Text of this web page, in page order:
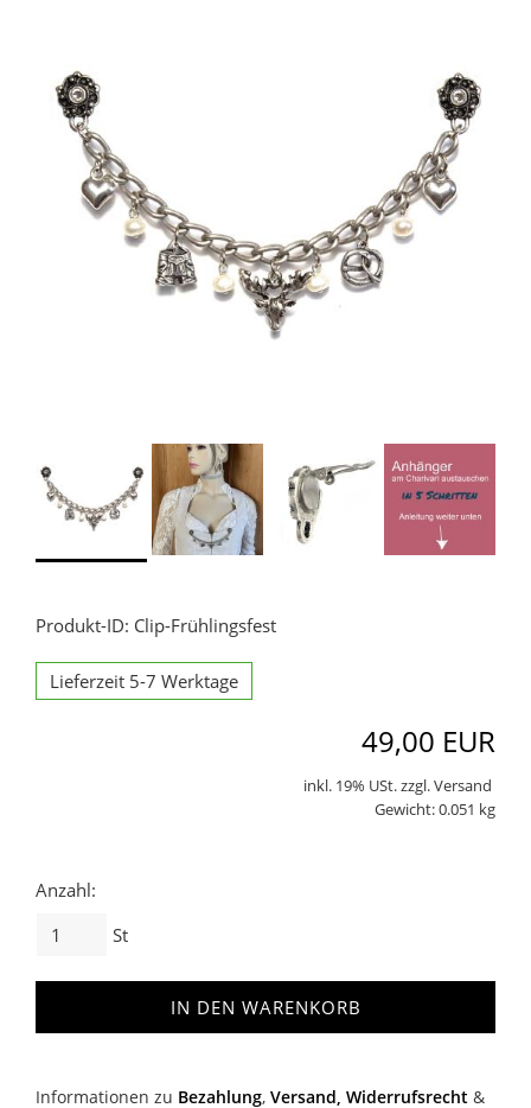
Produkt-ID: Clip-Frühlingsfest
Lieferzeit 5-7 Werktage
49,00 EUR
inkl. 19% USt. zzgl. Versand
Gewicht: 0.051 kg
Anzahl:
St
IN DEN WARENKORB
Informationen zu Bezahlung, Versand, Widerrufsrecht &